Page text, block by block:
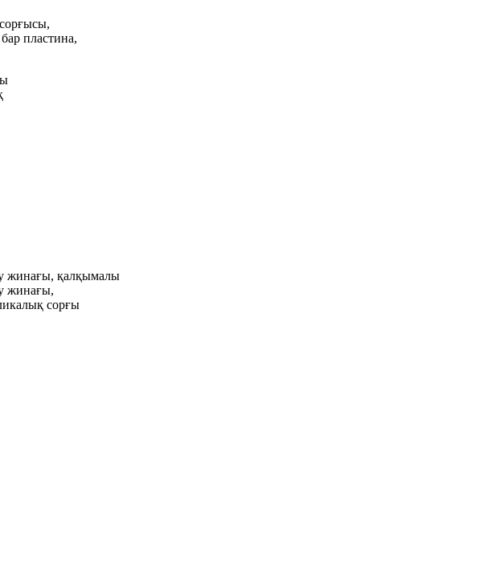
пластина,
жинағы, қалқымалы
жинағы,
сорғы